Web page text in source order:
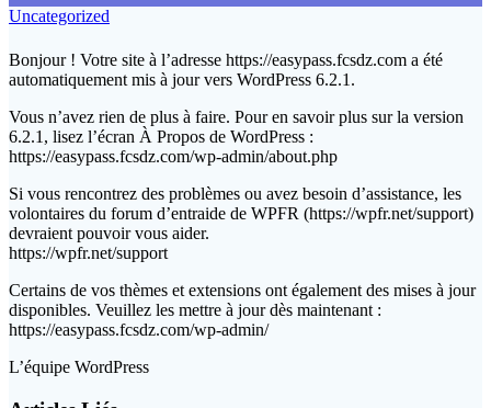
Uncategorized
Bonjour ! Votre site à l’adresse https://easypass.fcsdz.com a été
automatiquement mis à jour vers WordPress 6.2.1.
Vous n’avez rien de plus à faire. Pour en savoir plus sur la version
6.2.1, lisez l’écran À Propos de WordPress :
https://easypass.fcsdz.com/wp-admin/about.php
Si vous rencontrez des problèmes ou avez besoin d’assistance, les
volontaires du forum d’entraide de WPFR (https://wpfr.net/support)
devraient pouvoir vous aider.
https://wpfr.net/support
Certains de vos thèmes et extensions ont également des mises à jour
disponibles. Veuillez les mettre à jour dès maintenant :
https://easypass.fcsdz.com/wp-admin/
L’équipe WordPress